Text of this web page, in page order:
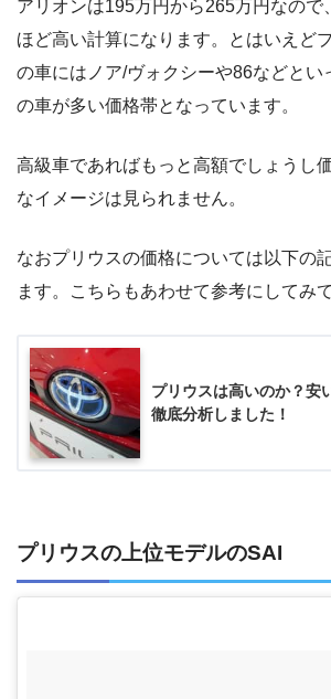
アリオンは195万円から265万円なので
ほど高い計算になります。とはいえど
の車にはノア/ヴォクシーや86などとい
の車が多い価格帯となっています。
高級車であればもっと高額でしょうし
なイメージは見られません。
なおプリウスの価格については以下の
ます。こちらもあわせて参考にしてみ
プリウスは高いのか？安
徹底分析しました！
プリウスの上位モデルのSAI